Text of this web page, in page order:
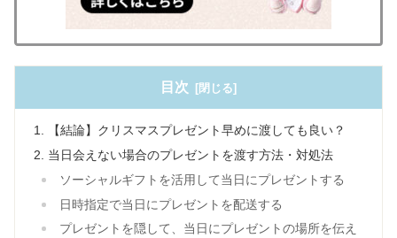
目次
【結論】クリスマスプレゼント早めに渡しても良い？
当日会えない場合のプレゼントを渡す方法・対処法
ソーシャルギフトを活用して当日にプレゼントする
日時指定で当日にプレゼントを配送する
プレゼントを隠して、当日にプレゼントの場所を伝え